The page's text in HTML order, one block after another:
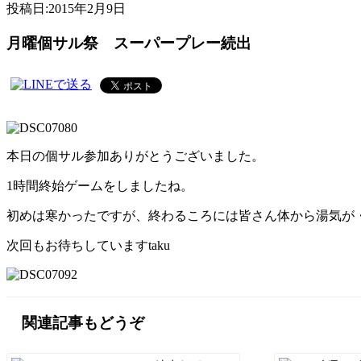
投稿日:2015年2月9日
月曜個サル祭 スーパープレー続出
本日の個サル参加ありがとうございました。
1時間終始ゲームをしましたね。
初めは寒かったですが、終わるころには皆さん体から湯気が
次回もお待ちしていますtaku
関連記事もどうぞ